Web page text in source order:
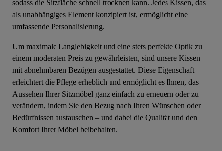
sodass die Sitzfläche schnell trocknen kann. Jedes Kissen, das
als unabhängiges Element konzipiert ist, ermöglicht eine
umfassende Personalisierung.
Um maximale Langlebigkeit und eine stets perfekte Optik zu
einem moderaten Preis zu gewährleisten, sind unsere Kissen
mit abnehmbaren Bezügen ausgestattet. Diese Eigenschaft
erleichtert die Pflege erheblich und ermöglicht es Ihnen, das
Aussehen Ihrer Sitzmöbel ganz einfach zu erneuern oder zu
verändern, indem Sie den Bezug nach Ihren Wünschen oder
Bedürfnissen austauschen – und dabei die Qualität und den
Komfort Ihrer Möbel beibehalten.